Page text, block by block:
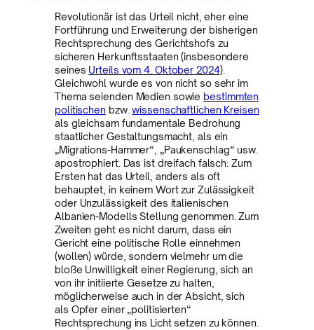
Revolutionär ist das Urteil nicht, eher eine
Fortführung und Erweiterung der bisherigen
Rechtsprechung des Gerichtshofs zu
sicheren Herkunftsstaaten (insbesondere
seines Urteils vom 4. Oktober 2024).
Gleichwohl wurde es von nicht so sehr im
Thema seienden Medien sowie bestimmten
politischen bzw.wissenschaftlichen Kreisen
als gleichsam fundamentale Bedrohung
staatlicher Gestaltungsmacht, als ein
„Migrations-Hammer“, „Paukenschlag“ usw.
apostrophiert. Das ist dreifach falsch: Zum
Ersten hat das Urteil, anders als oft
behauptet, in keinem Wort zur Zulässigkeit
oder Unzulässigkeit des italienischen
Albanien-Modells Stellung genommen. Zum
Zweiten geht es nicht darum, dass ein
Gericht eine politische Rolle einnehmen
(wollen) würde, sondern vielmehr um die
bloße Unwilligkeit einer Regierung, sich an
von ihr initiierte Gesetze zu halten,
möglicherweise auch in der Absicht, sich
als Opfer einer „politisierten“
Rechtsprechung ins Licht setzen zu können.